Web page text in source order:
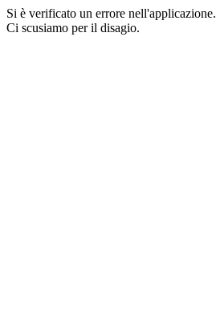
Si è verificato un errore nell'applicazione.
Ci scusiamo per il disagio.